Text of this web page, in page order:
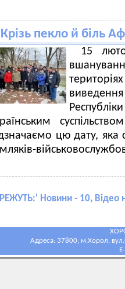
Крізь пекло й біль
15
цю дату, яка
' Новини - 10, Відео
Адреса: 37800, м.Хорол,